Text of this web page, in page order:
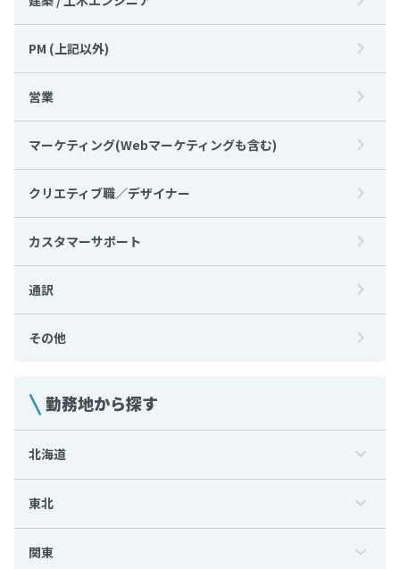
PM (上記以外)
営業
マーケティング(Webマーケティングも含む)
クリエティブ職／デザイナー
カスタマーサポート
通訳
その他
勤務地から探す
北海道
東北
関東